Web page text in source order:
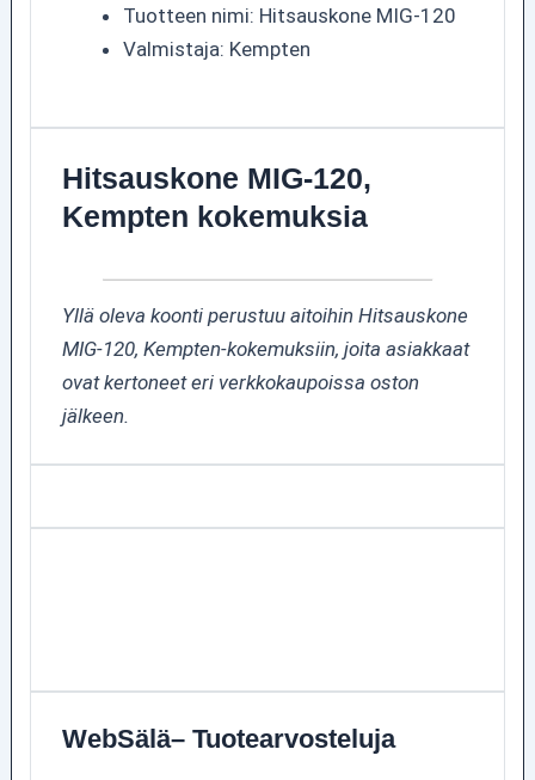
Tuotteen nimi: Hitsauskone MIG-120
Valmistaja: Kempten
Hitsauskone MIG-120,
Kempten kokemuksia
Yllä oleva koonti perustuu aitoihin Hitsauskone
MIG-120, Kempten-kokemuksiin, joita asiakkaat
ovat kertoneet eri verkkokaupoissa oston
jälkeen.
WebSälä– Tuotearvosteluja